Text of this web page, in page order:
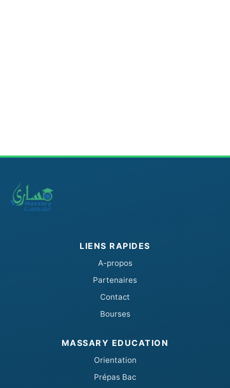
LIENS RAPIDES
A-propos
Partenaires
Contact
Bourses
MASSARY EDUCATION
Orientation
Prépas Bac